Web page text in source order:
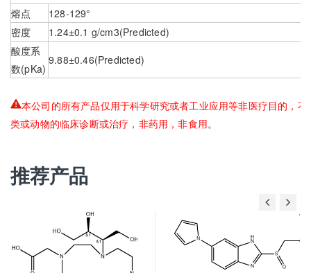
熔点
128-129°
密度
1.24±0.1 g/cm3(Predicted)
酸度系
数(pKa)
9.88±0.46(Predicted)
本公司的所有产品仅用于科学研究或者工业应用等非医疗目的，不
类或动物的临床诊断或治疗，非药用，非食用。
推荐产品